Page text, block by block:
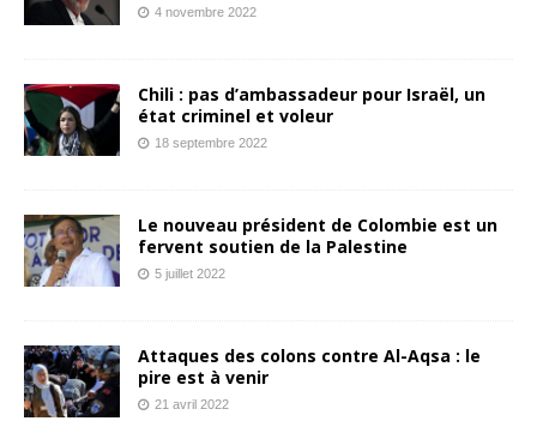
4 novembre 2022
Chili : pas d’ambassadeur pour Israël, un
état criminel et voleur
18 septembre 2022
Le nouveau président de Colombie est un
fervent soutien de la Palestine
5 juillet 2022
Attaques des colons contre Al-Aqsa : le
pire est à venir
21 avril 2022